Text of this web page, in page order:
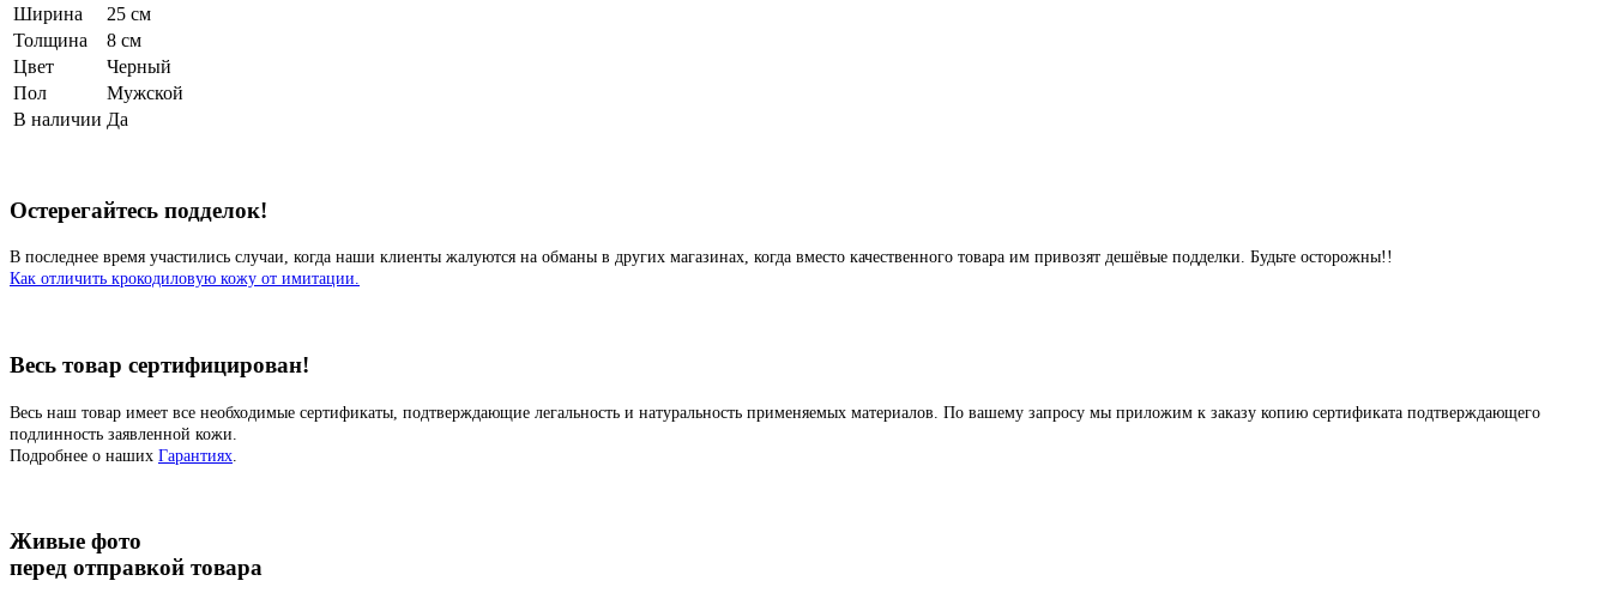
Ширина
25 см
Толщина
8 см
Цвет
Черный
Пол
Мужской
В наличии Да
Остерегайтесь подделок!
В последнее время участились случаи, когда наши клиенты жалуются на обманы в других магазинах, когда вместо качественного товара им привозят дешёвые подделки. Будьте осторожны!!
Как отличить крокодиловую кожу от имитации.
Весь товар сертифицирован!
Весь наш товар имеет все необходимые сертификаты, подтверждающие легальность и натуральность применяемых материалов. По вашему запросу мы приложим к заказу копию сертификата подтверждающего
подлинность заявленной кожи.
Подробнее о наших Гарантиях
Живые фото
перед отправкой товара